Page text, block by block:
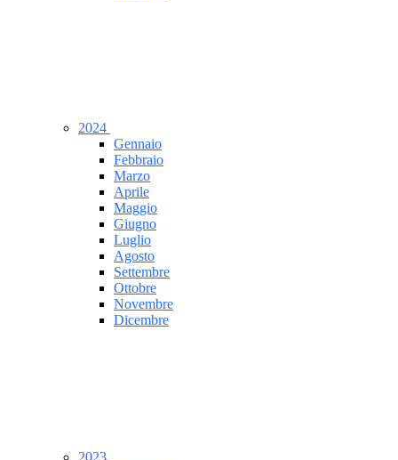
2024
Gennaio
Febbraio
Marzo
Aprile
Maggio
Giugno
Luglio
Agosto
Settembre
Ottobre
Novembre
Dicembre